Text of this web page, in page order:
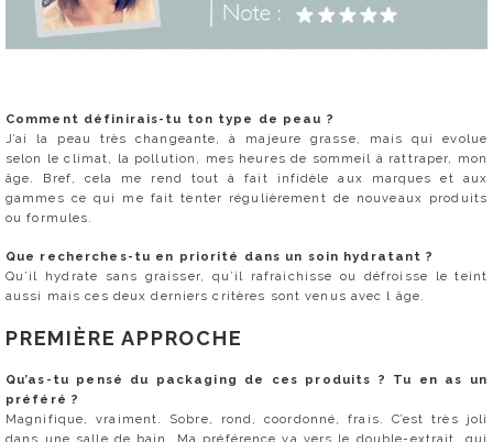
Comment définirais-tu ton type de peau ?
J’ai la peau très changeante, à majeure grasse, mais qui evolue
selon le climat, la pollution, mes heures de sommeil à rattraper, mon
âge. Bref, cela me rend tout à fait infidèle aux marques et aux
gammes ce qui me fait tenter régulièrement de nouveaux produits
ou formules.
Que recherches-tu en priorité dans un soin hydratant ?
Qu’il hydrate sans graisser, qu’il rafraichisse ou défroisse le teint
aussi mais ces deux derniers critères sont venus avec l âge.
PREMIÈRE APPROCHE
Qu’as-tu pensé du packaging de ces produits ? Tu en as un
préféré ?
Magnifique, vraiment. Sobre, rond, coordonné, frais. C’est très joli
dans une salle de bain. Ma préférence va vers le double-extrait, qui